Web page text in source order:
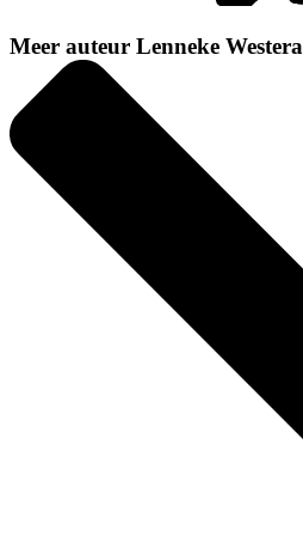
Meer auteur Lenneke Westera